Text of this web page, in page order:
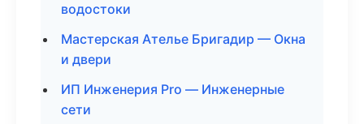
водостоки
Мастерская Ателье Бригадир — Окна
и двери
ИП Инженерия Pro — Инженерные
сети